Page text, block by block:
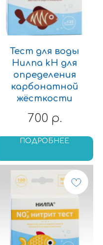
Тест для воды
Нилпа kH для
определения
карбонатной
жёсткости
700 р.
ПОДРОБНЕЕ